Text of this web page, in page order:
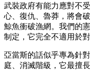
武裝政府有能力應對不
心、復仇、魯莽，將會
鯨魚衝破漁網。我們的
制定，它完全不適用於
亞當斯的話似乎專為針
庭、消滅階級，它最擅